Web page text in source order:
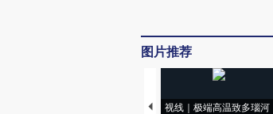
图片推荐
视线｜极端高温致多瑙河